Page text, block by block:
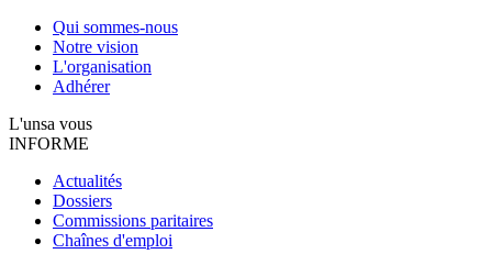
Qui sommes-nous
Notre vision
L'organisation
Adhérer
L'unsa vous
INFORME
Actualités
Dossiers
Commissions paritaires
Chaînes d'emploi